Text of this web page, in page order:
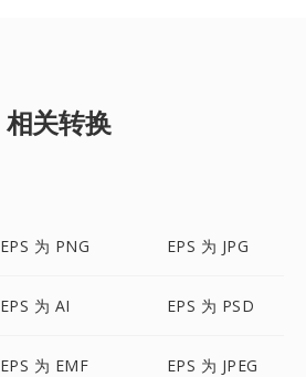
相关转换
EPS 为 PNG EPS 为 JPG
EPS 为 AI EPS 为 PSD
EPS 为 EMF EPS 为 JPEG